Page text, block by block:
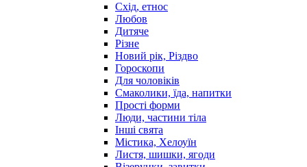
Схід, етнос
Любов
Дитяче
Різне
Новий рік, Різдво
Гороскопи
Для чоловіків
Смаколики, їда, напитки
Прості форми
Люди, частини тіла
Інші свята
Містика, Хелоуїн
Листя, шишки, ягоди